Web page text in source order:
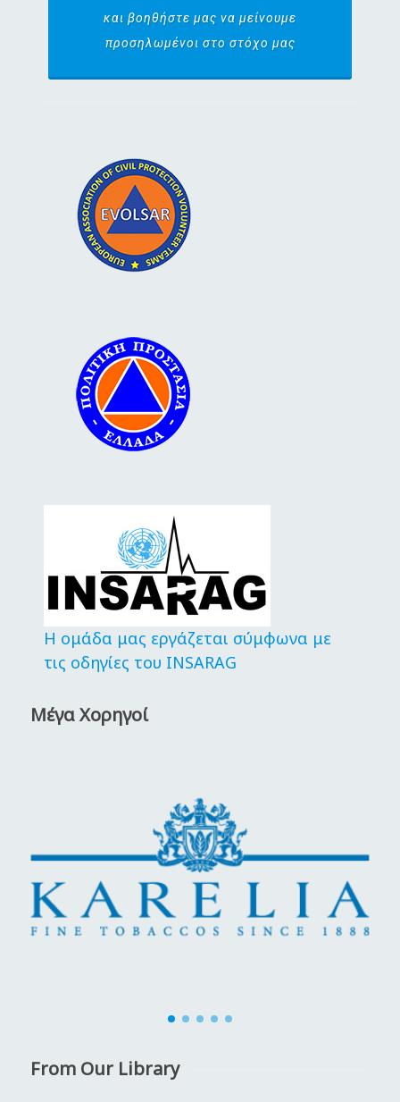
και βοηθήστε μας να μείνουμε
προσηλωμένοι στο στόχο μας
Η ομάδα μας εργάζεται σύμφωνα με
τις οδηγίες του INSARAG
Μέγα Χορηγοί
From Our Library